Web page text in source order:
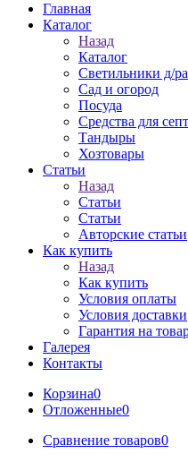
Главная
Каталог
Назад
Каталог
Светильники д/
Сад и огород
Посуда
Средства для
Тандыры
Хозтовары
Статьи
Назад
Статьи
Статьи
Авторские статьи
Как купить
Назад
Как купить
Условия оплаты
Условия доставки
Гарантия на
Галерея
Контакты
Корзина0
Отложенные0
Сравнение товаров0